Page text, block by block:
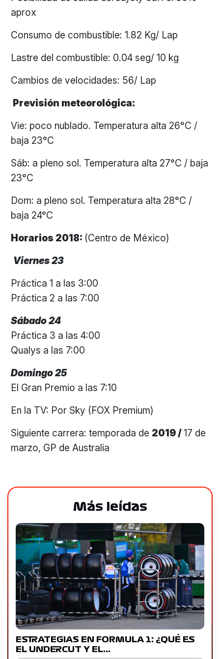
aprox
Consumo de combustible: 1.82 Kg/ Lap
Lastre del combustible: 0.04 seg/ 10 kg
Cambios de velocidades: 56/ Lap
Previsión meteorológica:
Vie: poco nublado. Temperatura alta 26°C /
baja 23°C
Sáb: a pleno sol. Temperatura alta 27°C / baja
23°C
Dom: a pleno sol. Temperatura alta 28°C /
baja 24°C
Horarios 2018: (Centro de México)
Viernes 23
Práctica 1 a las 3:00
Práctica 2 a las 7:00
Sábado 24
Práctica 3 a las 4:00
Qualys a las 7:00
Domingo 25
El Gran Premio a las 7:10
En la TV: Por Sky (FOX Premium)
Siguiente carrera: temporada de 2019 /17 de
marzo, GP de Australia
Más leídas
ESTRATEGIAS EN FORMULA 1: ¿QUÉ ES
EL UNDERCUT Y EL…